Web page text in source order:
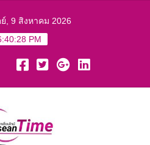
, 9 สิงหาคม 2026
PM